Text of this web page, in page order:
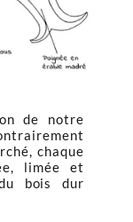
de notre
chaque
limée et
bois dur